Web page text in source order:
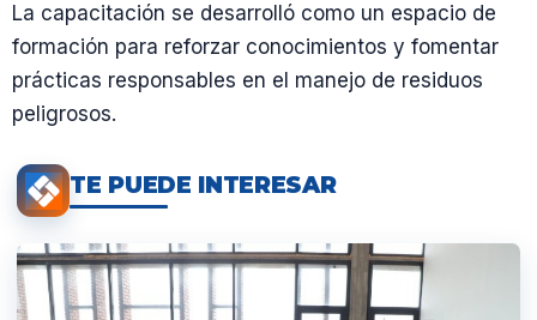
La capacitación se desarrolló como un espacio de
formación para reforzar conocimientos y fomentar
prácticas responsables en el manejo de residuos
peligrosos.
TE PUEDE INTERESAR